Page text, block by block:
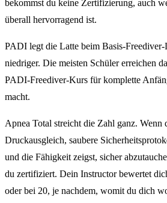
bekommst du keine Zertifizierung, auch
überall hervorragend ist.
PADI legt die Latte beim Basis-
niedriger. Die meisten Schüler erreichen
PADI-Freediver-Kurs für komplette
macht.
Apnea Total streicht die Zahl ganz. Wenn
Druckausgleich, saubere
und die Fähigkeit zeigst, sicher
du zertifiziert. Dein Instructor bewertet
oder bei 20, je nachdem, womit du dich